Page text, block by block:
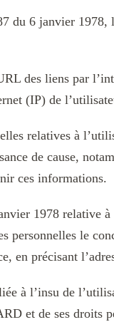
du 6 janvier
des liens par
(IP) de
relatives à
de cause,
ces informations.
1978 relative
le
en précisant
à l’insu de
et de ses